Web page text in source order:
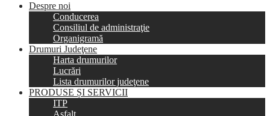
Despre noi
Conducerea
Consiliul de administraţie
Organigramă
Drumuri Judeţene
Harta drumurilor
Lucrări
Lista drumurilor judeţene
PRODUSE ȘI SERVICII
ITP
Asfalt